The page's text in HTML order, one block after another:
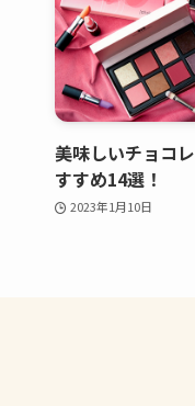
美味しいチョコ
すすめ14選！
2023年1月10日